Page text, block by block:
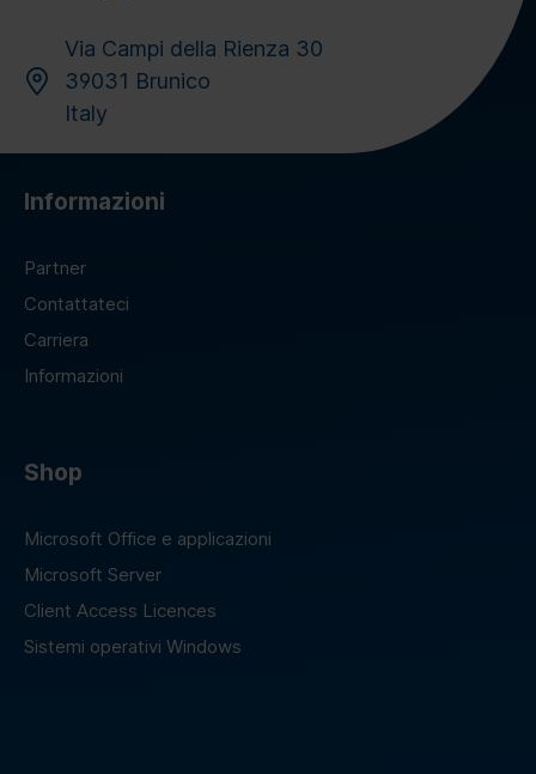
Via Campi della Rienza 30
39031 Brunico
Italy
Informazioni
Partner
Contattateci
Carriera
Informazioni
Shop
Microsoft Office e applicazioni
Microsoft Server
Client Access Licences
Sistemi operativi Windows